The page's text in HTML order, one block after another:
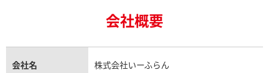
金貨買取
貴金属買取
トパーズ買取
タンザナイト買取
ロレックス エクスプローラー買取
ロレックス デイトジャスト買取
パテック フィリップ買取
パテック フィリップノーチラス買取
シャネル マトラッセ買取
ヴァンクリーフ＆アーペル買取
ショーメ買取
会社概要
会社名 株式会社いーふらん